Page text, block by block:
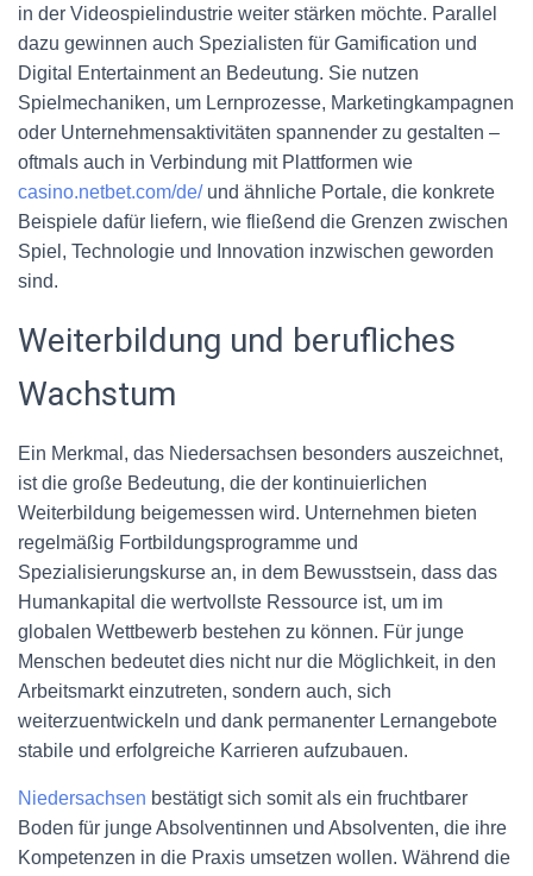
in der Videospielindustrie weiter stärken möchte. Parallel
dazu gewinnen auch Spezialisten für Gamification und
Digital Entertainment an Bedeutung. Sie nutzen
Spielmechaniken, um Lernprozesse, Marketingkampagnen
oder Unternehmensaktivitäten spannender zu gestalten –
oftmals auch in Verbindung mit Plattformen wie
casino.netbet.com/de/und ähnliche Portale, die konkrete
Beispiele dafür liefern, wie fließend die Grenzen zwischen
Spiel, Technologie und Innovation inzwischen geworden
sind.
Weiterbildung und berufliches
Wachstum
Ein Merkmal, das Niedersachsen besonders auszeichnet,
ist die große Bedeutung, die der kontinuierlichen
Weiterbildung beigemessen wird. Unternehmen bieten
regelmäßig Fortbildungsprogramme und
Spezialisierungskurse an, in dem Bewusstsein, dass das
Humankapital die wertvollste Ressource ist, um im
globalen Wettbewerb bestehen zu können. Für junge
Menschen bedeutet dies nicht nur die Möglichkeit, in den
Arbeitsmarkt einzutreten, sondern auch, sich
weiterzuentwickeln und dank permanenter Lernangebote
stabile und erfolgreiche Karrieren aufzubauen.
Niedersachsen bestätigt sich somit als ein fruchtbarer
Boden für junge Absolventinnen und Absolventen, die ihre
Kompetenzen in die Praxis umsetzen wollen. Während die